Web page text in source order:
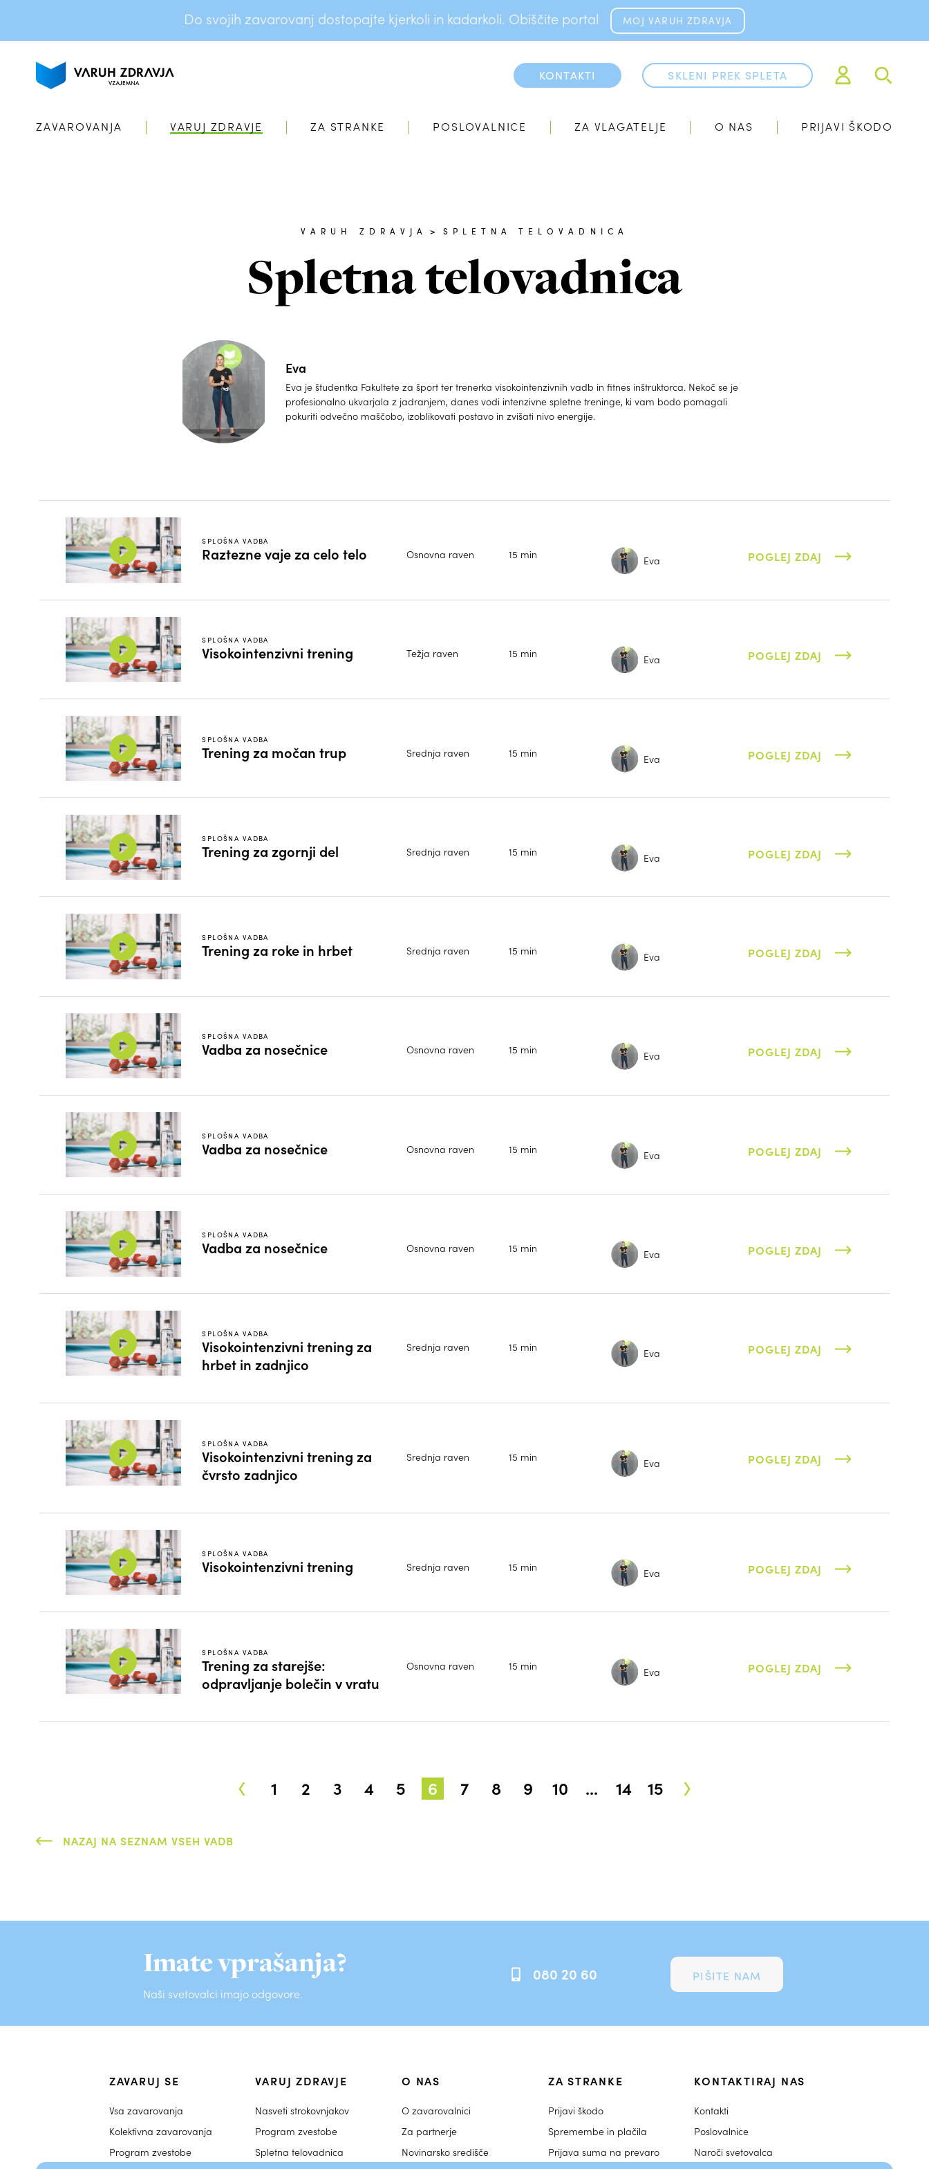
Do svojih zavarovanj dostopajte kjerkoli in kadarkoli. Obiščite portal MOJ VARUH ZDRAVJA
KONTAKTI SKLENI PREK SPLETA
ZAVAROVANJA VARUJ ZDRAVJE ZA STRANKE POSLOVALNICE ZA VLAGATELJE O NAS PRIJAVI ŠKODO
VARUH ZDRAVJA > SPLETNA TELOVADNICA
Spletna telovadnica
Eva
Eva je študentka Fakultete za šport ter trenerka visokointenzivnih vadb in fitnes inštruktorca. Nekoč se je
profesionalno ukvarjala z jadranjem, danes vodi intenzivne spletne treninge, ki vam bodo pomagali
pokuriti odvečno maščobo, izoblikovati postavo in zvišati nivo energije.
SPLOŠNA VADBA
Raztezne vaje za celo telo Osnovna raven 15 min Eva POGLEJ ZDAJ
SPLOŠNA VADBA
Visokointenzivni trening Težja raven 15 min Eva POGLEJ ZDAJ
SPLOŠNA VADBA
Trening za močan trup Srednja raven 15 min Eva POGLEJ ZDAJ
SPLOŠNA VADBA
Trening za zgornji del Srednja raven 15 min Eva POGLEJ ZDAJ
SPLOŠNA VADBA
Trening za roke in hrbet Srednja raven 15 min Eva POGLEJ ZDAJ
SPLOŠNA VADBA
Vadba za nosečnice Osnovna raven 15 min Eva POGLEJ ZDAJ
SPLOŠNA VADBA
Vadba za nosečnice Osnovna raven 15 min Eva POGLEJ ZDAJ
SPLOŠNA VADBA
Vadba za nosečnice Osnovna raven 15 min Eva POGLEJ ZDAJ
SPLOŠNA VADBA
Visokointenzivni trening za
hrbet in zadnjico
Srednja raven 15 min Eva POGLEJ ZDAJ
SPLOŠNA VADBA
Visokointenzivni trening za
čvrsto zadnjico
Srednja raven 15 min Eva POGLEJ ZDAJ
SPLOŠNA VADBA
Visokointenzivni trening Srednja raven 15 min Eva POGLEJ ZDAJ
SPLOŠNA VADBA
Trening za starejše:
odpravljanje bolečin v vratu
Osnovna raven 15 min Eva POGLEJ ZDAJ
‹ 1 2 3 4 5 6 7 8 9 10 ... 14 15 ›
NAZAJ NA SEZNAM VSEH VADB
Imate vprašanja?
Naši svetovalci imajo odgovore.
080 20 60 PIŠITE NAM
ZAVARUJ SE
Vsa zavarovanja
Kolektivna zavarovanja
Program zvestobe
VARUJ ZDRAVJE
Nasveti strokovnjakov
Program zvestobe
Spletna telovadnica
O NAS
O zavarovalnici
Za partnerje
Novinarsko središče
ZA STRANKE
Prijavi škodo
Spremembe in plačila
Prijava suma na prevaro
KONTAKTIRAJ NAS
Kontakti
Poslovalnice
Naroči svetovalca